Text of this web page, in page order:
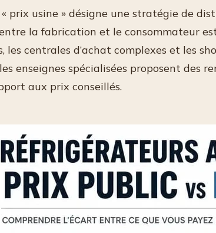
prix usine » désigne une stratégie de
entre la fabrication et le consommateur
les centrales d’achat complexes et les
enseignes spécialisées proposent des
aux prix conseillés.